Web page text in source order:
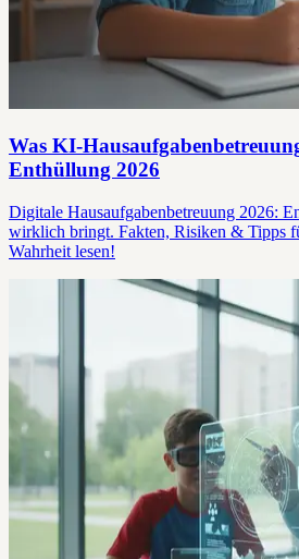
Was KI-
Enthüllung 2026
Digitale Hausaufgabenbetreuung 2026:
wirklich bringt. Fakten, Risiken & Tipps
Wahrheit lesen!